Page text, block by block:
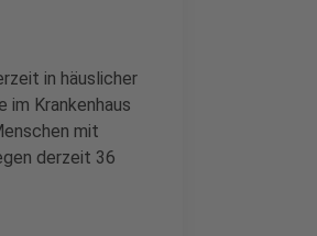
in häuslicher
im Krankenhaus
mit
derzeit 36